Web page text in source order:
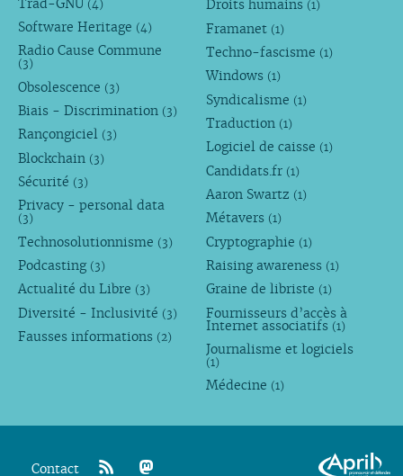
Trad-GNU (4)
Software Heritage (4)
Radio Cause Commune
(3)
Obsolescence (3)
Biais - Discrimination (3)
Rançongiciel (3)
Blockchain (3)
Sécurité (3)
Privacy - personal data
(3)
Technosolutionnisme (3)
Podcasting (3)
Actualité du Libre (3)
Diversité - Inclusivité (3)
Fausses informations (2)
Droits humains (1)
Framanet (1)
Techno-fascisme (1)
Windows (1)
Syndicalisme (1)
Traduction (1)
Logiciel de caisse (1)
Candidats.fr (1)
Aaron Swartz (1)
Métavers (1)
Cryptographie (1)
Raising awareness (1)
Graine de libriste (1)
Fournisseurs d’accès à
Internet associatifs (1)
Journalisme et logiciels
(1)
Médecine (1)
Contact